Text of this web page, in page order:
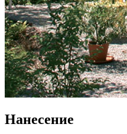
Нанесение